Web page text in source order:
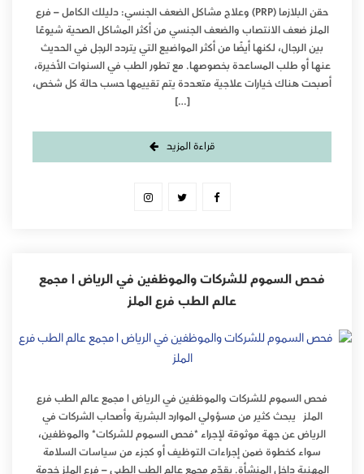
حقن البلازما (PRP) وعلاج مشاكل الضعف الجنسي: دليلك الكامل – فرع
الملز ضعف الانتصاب والضعف الجنسي من أكثر المشاكل الصحية شيوعًا
بين الرجال، لكنها أيضًا من أكثر المواضيع التي يتردد الرجل في الحديث
عنها أو طلب المساعدة بخصوصها. مع تطور الطب في السنوات الأخيرة،
أصبحت هناك خيارات علاجية متعددة يتم تقييمها حسب حالة كل شخص،
[…]
قراءة المزيد
فحص السموم للشركات والموظفين في الرياض | مجمع
عالم الطب فرع الملز
فحص السموم للشركات والموظفين في الرياض | مجمع عالم الطب فرع
الملز يبحث كثير من مسؤولي الموارد البشرية وأصحاب الشركات في
الرياض عن جهة موثوقة لإجراء *فحص السموم للشركات* والموظفين،
سواء كخطوة ضمن إجراءات التوظيف أو كجزء من سياسات السلامة